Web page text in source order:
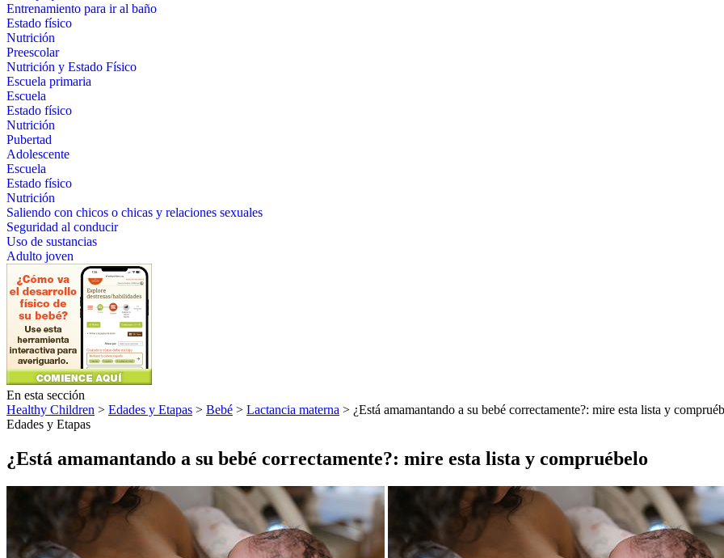
Entrenamiento para ir al baño
Estado físico
Nutrición
Preescolar
Nutrición y Estado Físico
Escuela primaria
Escuela
Estado físico
Nutrición
Pubertad
Adolescente
Escuela
Estado físico
Nutrición
Saliendo con chicos o chicas y relaciones sexuales
Seguridad al conducir
Uso de sustancias
Adulto joven
En esta sección
Healthy Children > Edades y Etapas > Bebé > Lactancia materna > ¿Está amamantando a su bebé correctamente?: mire esta lista y
Edades y Etapas
¿Está amamantando a su bebé correctamente?: mire esta lista y compruébelo